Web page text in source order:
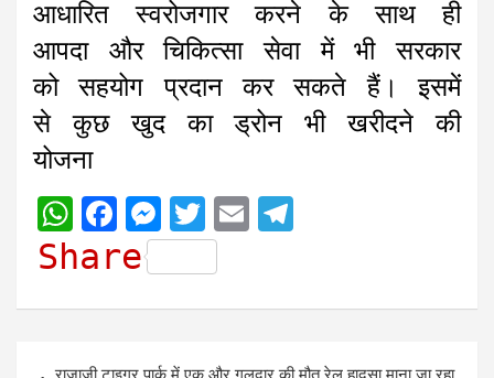
आधारित स्वरोजगार करने के साथ ही
आपदा और चिकित्सा सेवा में भी सरकार
को सहयोग प्रदान कर सकते हैं। इसमें
से कुछ खुद का ड्रोन भी खरीदने की
योजना
W
h
t
s
F
a
e
M
e
s
s
e
T
w
i
t
t
E
i e
g
Share